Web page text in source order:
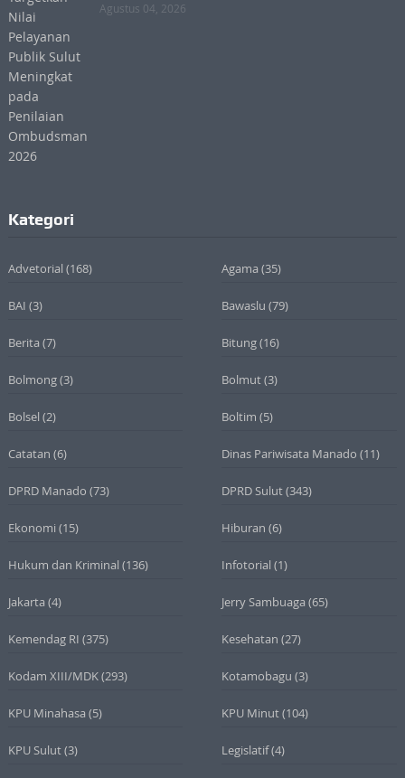
Agustus 04, 2026
Kategori
Advetorial (168) Agama (35)
BAI (3) Bawaslu (79)
Berita (7) Bitung(16)
Bolmong(3) Bolmut(3)
Bolsel (2) Boltim (5)
Catatan (6) Dinas Pariwisata Manado (11)
DPRD Manado (73) DPRD Sulut(343)
Ekonomi (15) Hiburan (6)
Hukum dan Kriminal (136) Infotorial (1)
Jakarta (4) Jerry Sambuaga (65)
Kemendag RI (375) Kesehatan (27)
Kodam XIII/MDK(293) Kotamobagu (3)
KPU Minahasa (5) KPU Minut(104)
KPU Sulut(3) Legislatif(4)